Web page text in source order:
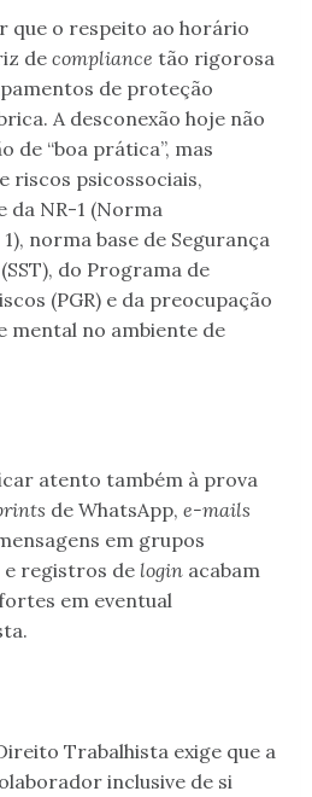
que o respeito ao horário
de compliance tão rigorosa
de proteção
A desconexão hoje não
de “boa prática”, mas
riscos psicossociais,
da NR-1 (Norma
norma base de Segurança
do Programa de
(PGR) e da preocupação
mental no ambiente de
atento também à prova
de WhatsApp, e-mails
em grupos
registros de login acabam
em eventual
Trabalhista exige que a
inclusive de si